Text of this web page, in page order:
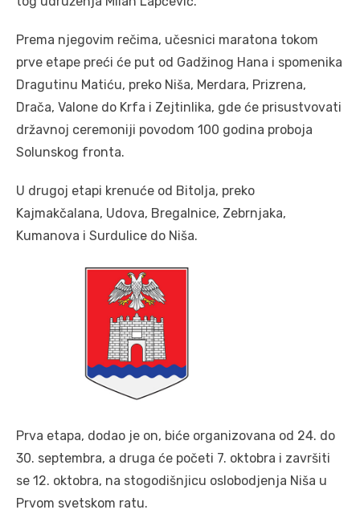
Prema njegovim rečima, učesnici maratona tokom
prve etape preći će put od Gadžinog Hana i spomenika
Dragutinu Matiću, preko Niša, Merdara, Prizrena,
Drača, Valone do Krfa i Zejtinlika, gde će prisustvovati
državnoj ceremoniji povodom 100 godina proboja
Solunskog fronta.
U drugoj etapi krenuće od Bitolja, preko
Kajmakčalana, Udova, Bregalnice, Zebrnjaka,
Kumanova i Surdulice do Niša.
Prva etapa, dodao je on, biće organizovana od 24. do
30. septembra, a druga će početi 7. oktobra i završiti
se 12. oktobra, na stogodišnjicu oslobodjenja Niša u
Prvom svetskom ratu.